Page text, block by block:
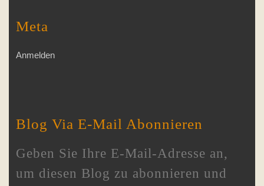
Meta
Anmelden
Blog Via E-Mail Abonnieren
Geben Sie Ihre E-Mail-Adresse an,
um diesen Blog zu abonnieren und